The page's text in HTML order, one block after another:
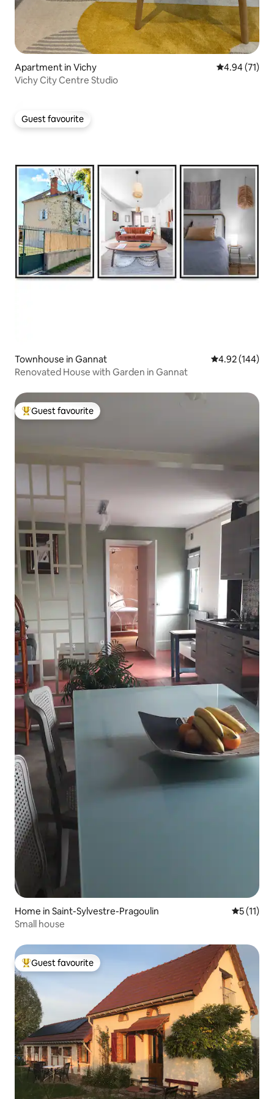
Apartment in Vichy 4.94 out of 5
4.94 (71)
Vichy City Centre Studio
Guest favourite
Guest favourite
Townhouse in Gannat 4.92 out of 5
4.92 (144)
Renovated House with Garden in Gannat
Top guest favourite
Guest favourite
Home in Saint-Sylvestre-Pragoulin 5 out of 5
5 (11)
Small house
Top guest favourite
Guest favourite